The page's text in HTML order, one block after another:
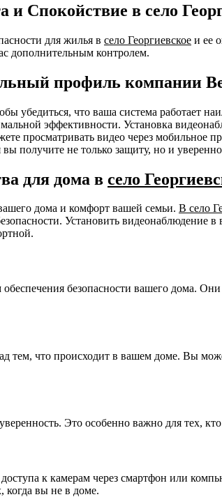
Спокойствие в село
для жилья в село Георгиевское и ее
дополнительным контролем.
профиль компании
убедиться, что ваша система
эффективности. Установка
просматривать видео через
получите не только защиту, но и
для дома в село
дома и комфорт вашей семьи. В село
Установить видеонаблюдение в
безопасности вашего дома.
тем, что происходит в вашем доме. Вы
Это особенно важно для тех,
к камерам через смартфон или
когда вы не в доме.